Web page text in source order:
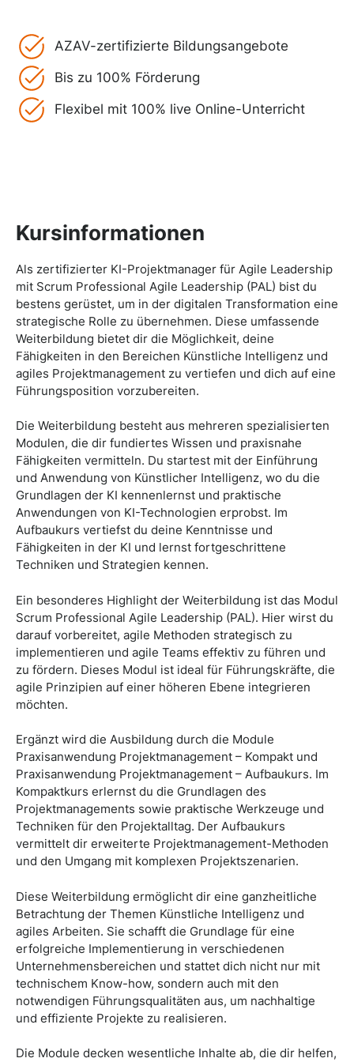
AZAV-zertifizierte Bildungsangebote
Bis zu 100% Förderung
Flexibel mit 100% live Online-Unterricht
Kursinformationen
Als zertifizierter KI-Projektmanager für Agile Leadership
mit Scrum Professional Agile Leadership (PAL) bist du
bestens gerüstet, um in der digitalen Transformation eine
strategische Rolle zu übernehmen. Diese umfassende
Weiterbildung bietet dir die Möglichkeit, deine
Fähigkeiten in den Bereichen Künstliche Intelligenz und
agiles Projektmanagement zu vertiefen und dich auf eine
Führungsposition vorzubereiten.
Die Weiterbildung besteht aus mehreren spezialisierten
Modulen, die dir fundiertes Wissen und praxisnahe
Fähigkeiten vermitteln. Du startest mit der Einführung
und Anwendung von Künstlicher Intelligenz, wo du die
Grundlagen der KI kennenlernst und praktische
Anwendungen von KI-Technologien erprobst. Im
Aufbaukurs vertiefst du deine Kenntnisse und
Fähigkeiten in der KI und lernst fortgeschrittene
Techniken und Strategien kennen.
Ein besonderes Highlight der Weiterbildung ist das Modul
Scrum Professional Agile Leadership (PAL). Hier wirst du
darauf vorbereitet, agile Methoden strategisch zu
implementieren und agile Teams effektiv zu führen und
zu fördern. Dieses Modul ist ideal für Führungskräfte, die
agile Prinzipien auf einer höheren Ebene integrieren
möchten.
Ergänzt wird die Ausbildung durch die Module
Praxisanwendung Projektmanagement – Kompakt und
Praxisanwendung Projektmanagement – Aufbaukurs. Im
Kompaktkurs erlernst du die Grundlagen des
Projektmanagements sowie praktische Werkzeuge und
Techniken für den Projektalltag. Der Aufbaukurs
vermittelt dir erweiterte Projektmanagement-Methoden
und den Umgang mit komplexen Projektszenarien.
Diese Weiterbildung ermöglicht dir eine ganzheitliche
Betrachtung der Themen Künstliche Intelligenz und
agiles Arbeiten. Sie schafft die Grundlage für eine
erfolgreiche Implementierung in verschiedenen
Unternehmensbereichen und stattet dich nicht nur mit
technischem Know-how, sondern auch mit den
notwendigen Führungsqualitäten aus, um nachhaltige
und effiziente Projekte zu realisieren.
Die Module decken wesentliche Inhalte ab, die dir helfen,